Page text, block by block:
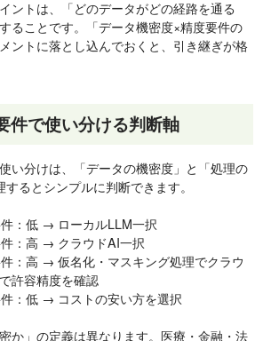
ントは、「どのデータがどの経路を通る
ることです。「データ機密度×精度要件の
ントに落とし込んでおくと、引き継ぎが格
件で使い分ける判断軸
い分けは、「データの機密度」と「処理の
るとシンプルに判断できます。
件：低 → ローカルLLM一択
件：高 → クラウドAI一択
：高 → 仮名化・マスキング処理でクラウ
許容精度を確認
：低 → コストの安い方を選択
か」の定義は異なります。医療・金融・法